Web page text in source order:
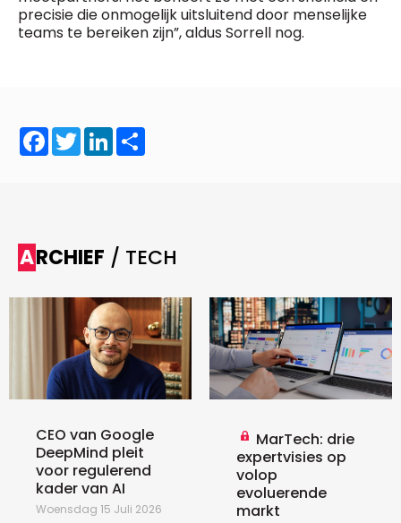
precisie die onmogelijk uitsluitend door menselijke
teams te bereiken zijn”, aldus Sorrell nog.
Facebook
TwitterLinkedIn
ARCHIEF / TECH
CEO van Google
DeepMind pleit
voor regulerend
kader van AI
Woensdag 15 Juli 2026
MarTech: drie
expertvisies op
volop
evoluerende
markt
Vragen ?